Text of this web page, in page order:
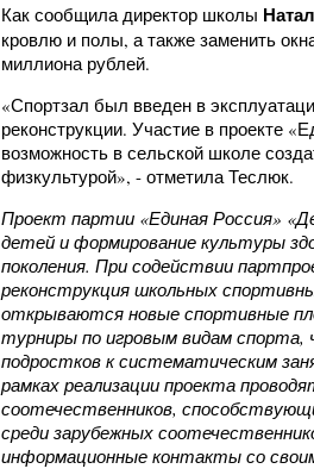
Как сообщила директор школы
кровлю и полы, а также заменить
миллиона рублей.
«Спортзал был введен в
реконструкции. Участие в проекте
возможность в сельской школе
физкультурой», - отметила Теслюк.
Проект партии «Единая Россия»
детей и формирование культуры
поколения. При содействии
реконструкция школьных
открываются новые спортивные
турниры по игровым видам
подростков к систематическим
рамках реализации проекта
соотечественников,
среди зарубежных
информационные контакты со